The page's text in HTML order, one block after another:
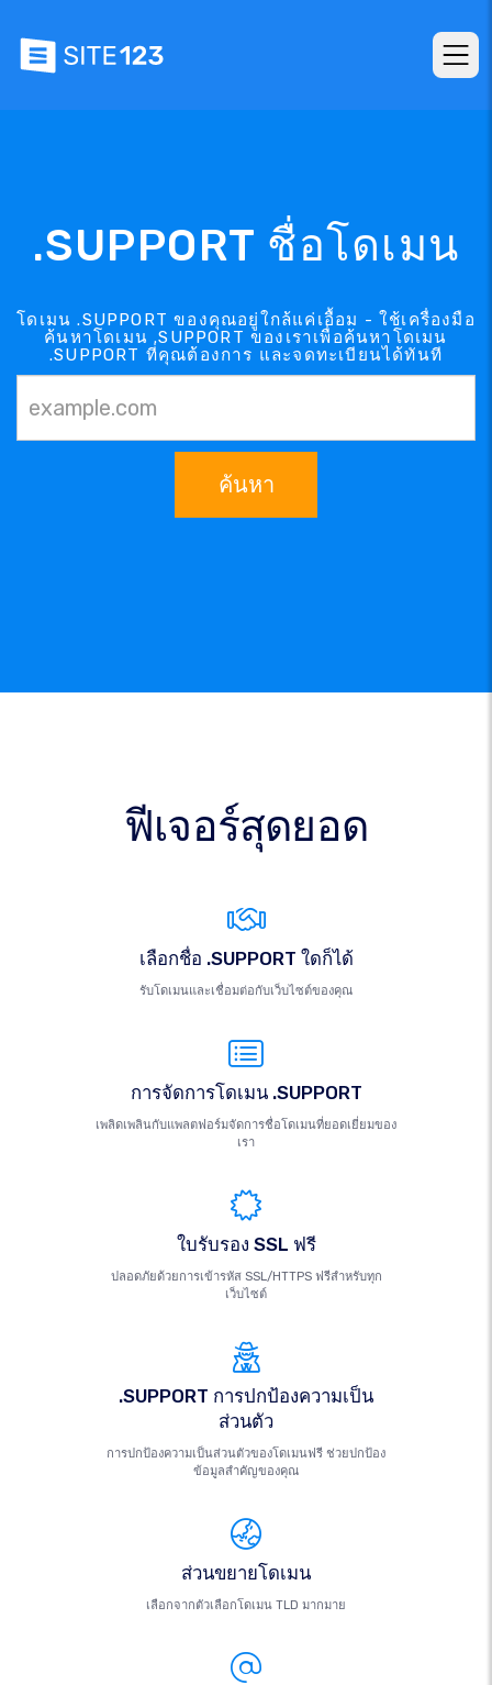
.SUPPORT ชื่อโดเมน
โดเมน .SUPPORT ของคุณอยู่ใกล้แค่เอื้อม - ใช้เครื่องมือ
ค้นหาโดเมน .SUPPORT ของเราเพื่อค้นหาโดเมน
.SUPPORT ที่คุณต้องการ และจดทะเบียนได้ทันที
ค้นหา
ฟีเจอร์สุดยอด
เลือกชื่อ .SUPPORT ใดก็ได้
รับโดเมนและเชื่อมต่อกับเว็บไซต์ของคุณ
การจัดการโดเมน .SUPPORT
เพลิดเพลินกับแพลตฟอร์มจัดการชื่อโดเมนที่ยอดเยี่ยมของ
เรา
ใบรับรอง SSL ฟรี
ปลอดภัยด้วยการเข้ารหัส SSL/HTTPS ฟรีสำหรับทุก
เว็บไซต์
.SUPPORT การปกป้องความเป็น
ส่วนตัว
การปกป้องความเป็นส่วนตัวของโดเมนฟรี ช่วยปกป้อง
ข้อมูลสำคัญของคุณ
ส่วนขยายโดเมน
เลือกจากตัวเลือกโดเมน TLD มากมาย